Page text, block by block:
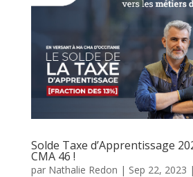
Solde Taxe d’Apprentissage
CMA 46 !
par Nathalie Redon | Sep 22, 2023 |